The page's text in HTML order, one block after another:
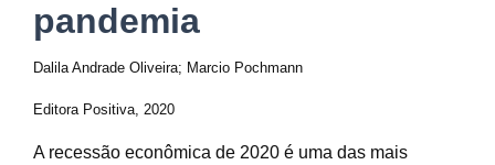
pandemia
Dalila Andrade Oliveira; Marcio Pochmann
Editora Positiva, 2020
A recessão econômica de 2020 é uma das mais